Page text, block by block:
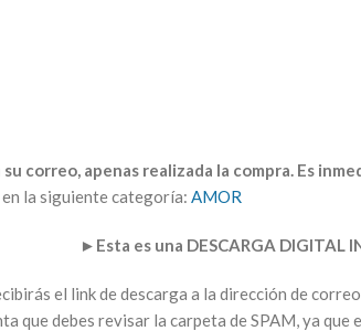
correo, apenas realizada la compra. Es
la siguiente categoría: AMOR
► Esta es una DESCARGA
el link de descarga a la dirección de
que debes revisar la carpeta de SPAM, ya